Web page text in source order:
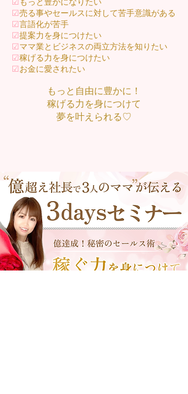
☑︎売る事やセールスに対して苦手意識がある
☑︎言語化が苦手
☑︎提案力を身につけたい
☑︎ママ業とビジネスの両立方法を知りたい
☑︎稼げる力を身につけたい
☑︎お金に愛されたい
もっと自由に豊かに！
稼げる力を身につけて
夢を叶えられる♡